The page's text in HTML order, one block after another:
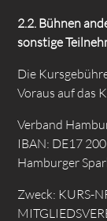
2.2. Bühnen
sonstige
Die
Voraus auf das
Verband
IBAN: DE17
Hamburger
Zweck: KURS-